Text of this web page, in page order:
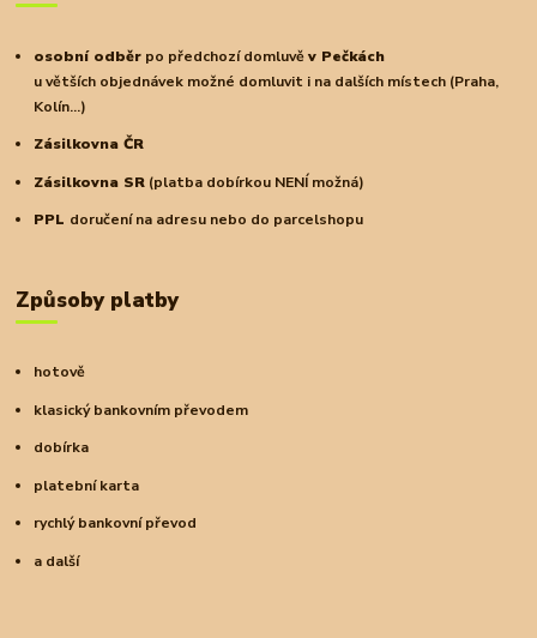
osobní odběr po předchozí domluvěv Pečkách
u větších objednávek možné domluvit i na dalších místech (Praha,
Kolín...)
Zásilkovna ČR
Zásilkovna SR (platba dobírkou NENÍ možná)
PPL doručení na adresu nebo do parcelshopu
Způsoby platby
hotově
klasický bankovním převodem
dobírka
platební karta
rychlý bankovní převod
a další